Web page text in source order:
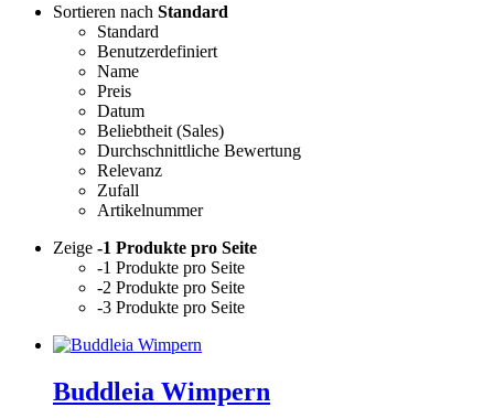
Sortieren nach Standard
Standard
Benutzerdefiniert
Name
Preis
Datum
Beliebtheit (Sales)
Durchschnittliche Bewertung
Relevanz
Zufall
Artikelnummer
Zeige -1 Produkte pro Seite
-1 Produkte pro Seite
-2 Produkte pro Seite
-3 Produkte pro Seite
Buddleia Wimpern